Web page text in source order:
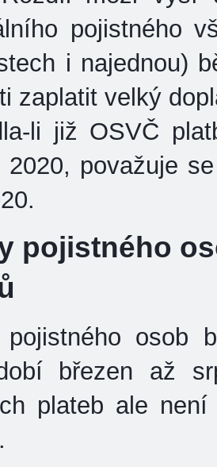
pojistného
i najednou)
zaplatit velký
li již OSVČ
2020, považuje
pojistného
pojistného osob
březen až
plateb ale